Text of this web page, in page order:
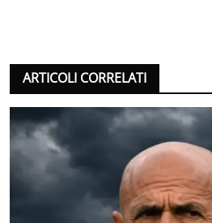
ARTICOLI CORRELATI